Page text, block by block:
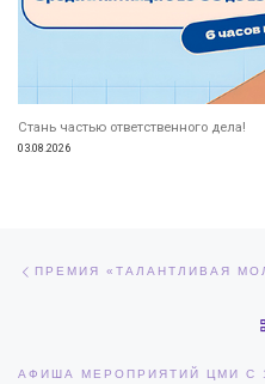
Стань частью ответственного дела!
03.08.2026
ПРЕМИЯ «ТАЛАНТЛИВАЯ